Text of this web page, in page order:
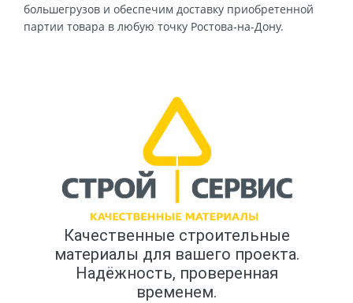
большегрузов и обеспечим доставку приобретенной
партии товара в любую точку Ростова-на-Дону.
Качественные строительные
материалы для вашего проекта.
Надёжность, проверенная
временем.